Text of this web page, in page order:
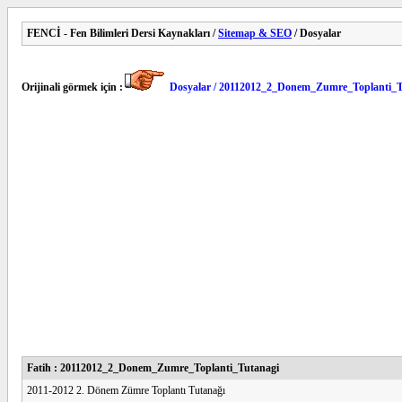
FENCİ - Fen Bilimleri Dersi Kaynakları /Sitemap & SEO / Dosyalar
Orijinali görmek için : Dosyalar /
Fatih : 20112012_2_Donem_Zumre_Toplanti_Tutanagi
2011-2012 2. Dönem Zümre Toplantı Tutanağı